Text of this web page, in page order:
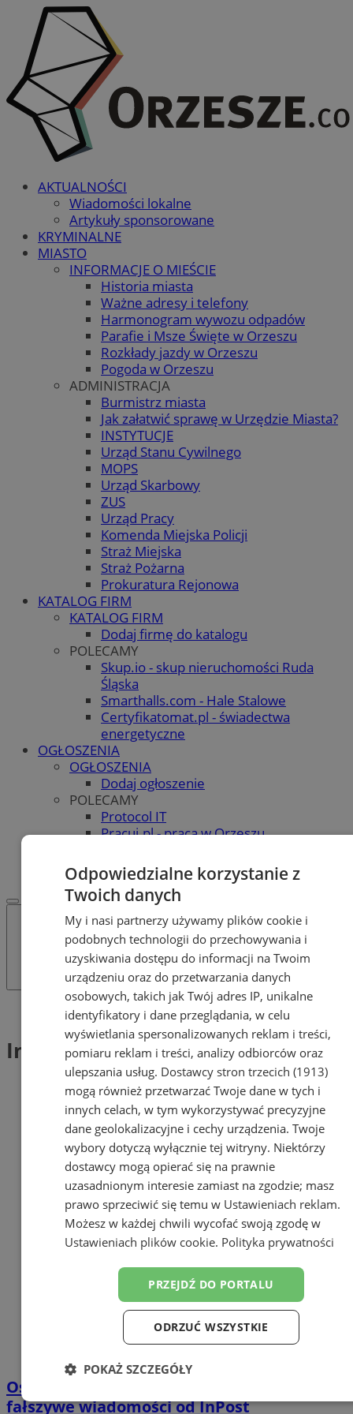
AKTUALNOŚCI
Wiadomości lokalne
Artykuły sponsorowane
KRYMINALNE
MIASTO
INFORMACJE O MIEŚCIE
Historia miasta
Ważne adresy i telefony
Harmonogram wywozu odpadów
Parafie i Msze Święte w Orzeszu
Rozkłady jazdy w Orzeszu
Pogoda w Orzeszu
ADMINISTRACJA
Burmistrz miasta
Jak załatwić sprawę w Urzędzie Miasta?
INSTYTUCJE
Urząd Stanu Cywilnego
MOPS
Urząd Skarbowy
ZUS
Urząd Pracy
Komenda Miejska Policji
Straż Miejska
Straż Pożarna
Prokuratura Rejonowa
KATALOG FIRM
KATALOG FIRM
Dodaj firmę do katalogu
POLECAMY
Skup.io - skup nieruchomości Ruda
Śląska
Smarthalls.com - Hale Stalowe
Certyfikatomat.pl - świadectwa
energetyczne
OGŁOSZENIA
OGŁOSZENIA
Dodaj ogłoszenie
POLECAMY
Protocol IT
Pracuj.pl - praca w Orzeszu
WSPÓŁPRACA
Tag: InPost
InPost (1)
Oszustwa przedświąteczne: Uwaga na
fałszywe wiadomości od InPost
Odpowiedzialne korzystanie z
Twoich danych
My i nasi partnerzy używamy plików cookie i
podobnych technologii do przechowywania i
uzyskiwania dostępu do informacji na Twoim
urządzeniu oraz do przetwarzania danych
osobowych, takich jak Twój adres IP, unikalne
identyfikatory i dane przeglądania, w celu
wyświetlania spersonalizowanych reklam i treści,
pomiaru reklam i treści, analizy odbiorców oraz
ulepszania usług. Dostawcy stron trzecich (1913)
mogą również przetwarzać Twoje dane w tych i
innych celach, w tym wykorzystywać precyzyjne
dane geolokalizacyjne i cechy urządzenia. Twoje
wybory dotyczą wyłącznie tej witryny. Niektórzy
dostawcy mogą opierać się na prawnie
uzasadnionym interesie zamiast na zgodzie; masz
prawo sprzeciwić się temu w Ustawieniach reklam.
Możesz w każdej chwili wycofać swoją zgodę w
Ustawieniach plików cookie. Polityka prywatności
PRZEJDŹ DO PORTALU
ODRZUĆ WSZYSTKIE
POKAŻ SZCZEGÓŁY
Niezbędne Wydajność Targetowanie